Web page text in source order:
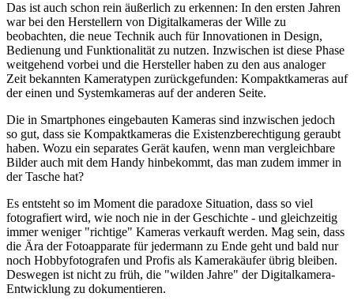
Das ist auch schon rein äußerlich zu erkennen: In den ersten Jahren
war bei den Herstellern von Digitalkameras der Wille zu
beobachten, die neue Technik auch für Innovationen in Design,
Bedienung und Funktionalität zu nutzen. Inzwischen ist diese Phase
weitgehend vorbei und die Hersteller haben zu den aus analoger
Zeit bekannten Kameratypen zurückgefunden: Kompaktkameras auf
der einen und Systemkameras auf der anderen Seite.
Die in Smartphones eingebauten Kameras sind inzwischen jedoch
so gut, dass sie Kompaktkameras die Existenzberechtigung geraubt
haben. Wozu ein separates Gerät kaufen, wenn man vergleichbare
Bilder auch mit dem Handy hinbekommt, das man zudem immer in
der Tasche hat?
Es entsteht so im Moment die paradoxe Situation, dass so viel
fotografiert wird, wie noch nie in der Geschichte - und gleichzeitig
immer weniger "richtige" Kameras verkauft werden. Mag sein, dass
die Ära der Fotoapparate für jedermann zu Ende geht und bald nur
noch Hobbyfotografen und Profis als Kamerakäufer übrig bleiben.
Deswegen ist nicht zu früh, die "wilden Jahre" der Digitalkamera-
Entwicklung zu dokumentieren.